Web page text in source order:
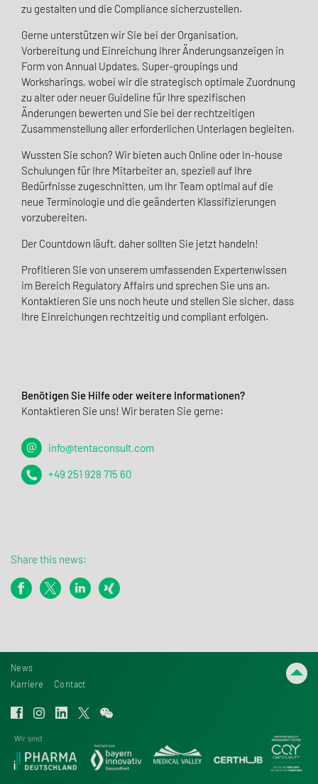
zu gestalten und die Compliance sicherzustellen.
Gerne unterstützen wir Sie bei der Organisation,
Vorbereitung und Einreichung Ihrer Änderungsanzeigen in
Form von Annual Updates, Super-groupings und
Worksharings, wobei wir die strategisch optimale Zuordnung
zu alter oder neuer Guideline für Ihre spezifischen
Änderungen bewerten und Sie bei der rechtzeitigen
Zusammenstellung aller erforderlichen Unterlagen begleiten.
Wussten Sie schon? Wir bieten auch Online oder In-house
Schulungen für Ihre Mitarbeiter an, speziell auf Ihre
Bedürfnisse zugeschnitten, um Ihr Team optimal auf die
neue Terminologie und die geänderten Klassifizierungen
vorzubereiten.
Der Countdown läuft, daher sollten Sie jetzt handeln!
Profitieren Sie von unserem umfassenden Expertenwissen
im Bereich Regulatory Affairs und sprechen Sie uns an.
Kontaktieren Sie uns noch heute und stellen Sie sicher, dass
Ihre Einreichungen rechtzeitig und compliant erfolgen.
Benötigen Sie Hilfe oder weitere Informationen?
Kontaktieren Sie uns! Wir beraten Sie gerne:
info@tentaconsult.com
+49 251 928 715 60
Share this news:
News
Karriere
Contact